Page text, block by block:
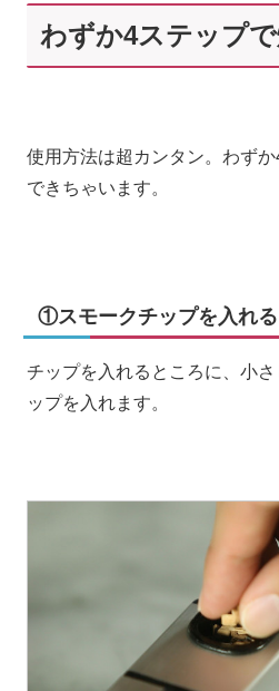
わずか4ステップ
使用方法は超カンタン。わず
できちゃいます。
①スモークチップを入れる
チップを入れるところに、小
ップを入れます。